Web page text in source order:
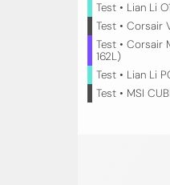
Test • Lian Li
Test • Corsair
Test • Corsair
162L)
Test • Lian Li
Test • MSI